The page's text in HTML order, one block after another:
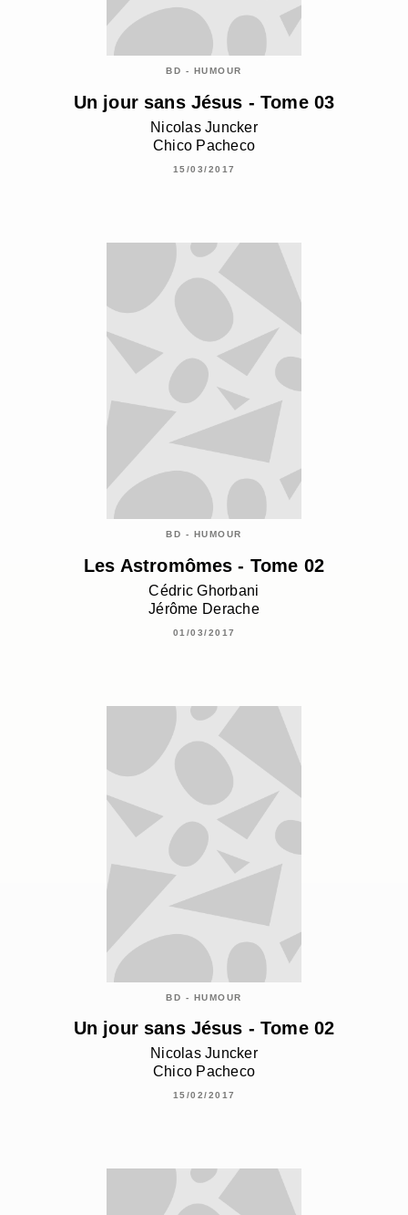
BD - HUMOUR
Un jour sans Jésus - Tome 03
Nicolas Juncker
Chico Pacheco
15/03/2017
BD - HUMOUR
Les Astromômes - Tome 02
Cédric Ghorbani
Jérôme Derache
01/03/2017
BD - HUMOUR
Un jour sans Jésus - Tome 02
Nicolas Juncker
Chico Pacheco
15/02/2017